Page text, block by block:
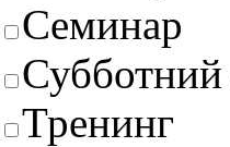
Семинар
Тренинг